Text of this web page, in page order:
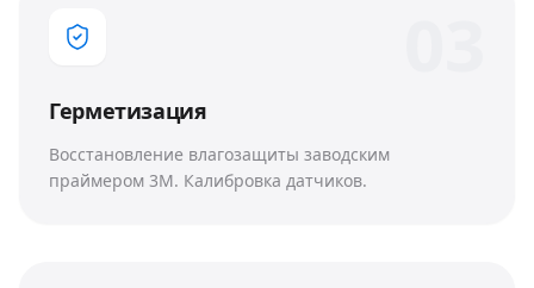
Герметизация
Восстановление влагозащиты заводским
праймером 3M. Калибровка датчиков.